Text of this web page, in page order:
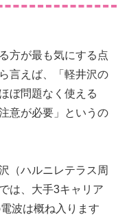
方が最も気にする点
言えば、「軽井沢の
ぼ問題なく使える
意が必要」というの
（ハルニレテラス周
は、大手3キャリア
波は概ね入ります